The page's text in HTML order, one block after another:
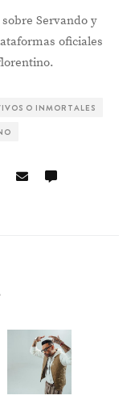
Servando y
oficiales
O INMORTALES